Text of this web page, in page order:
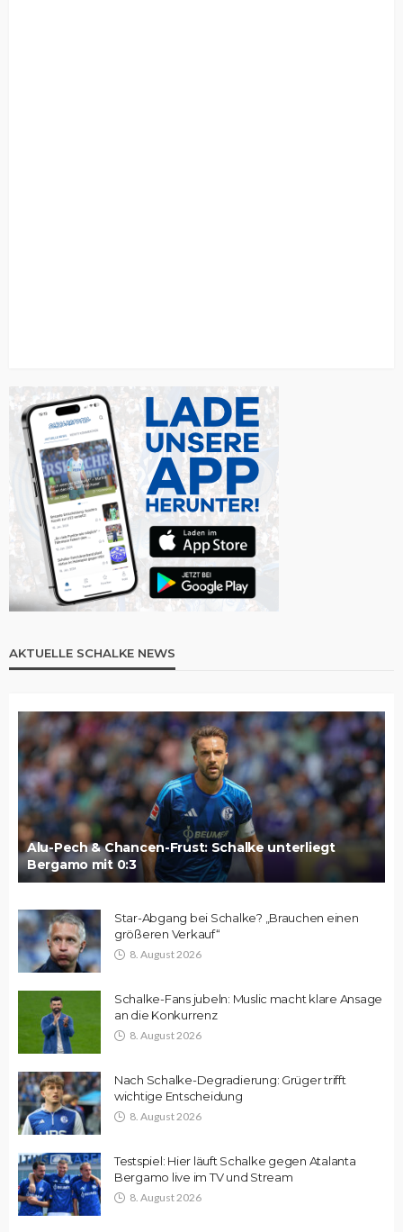
AKTUELLE SCHALKE NEWS
Alu-Pech & Chancen-Frust: Schalke unterliegt
Bergamo mit 0:3
Star-Abgang bei Schalke? „Brauchen einen
größeren Verkauf“
8. August 2026
Schalke-Fans jubeln: Muslic macht klare Ansage
an die Konkurrenz
8. August 2026
Nach Schalke-Degradierung: Grüger trifft
wichtige Entscheidung
8. August 2026
Testspiel: Hier läuft Schalke gegen Atalanta
Bergamo live im TV und Stream
8. August 2026